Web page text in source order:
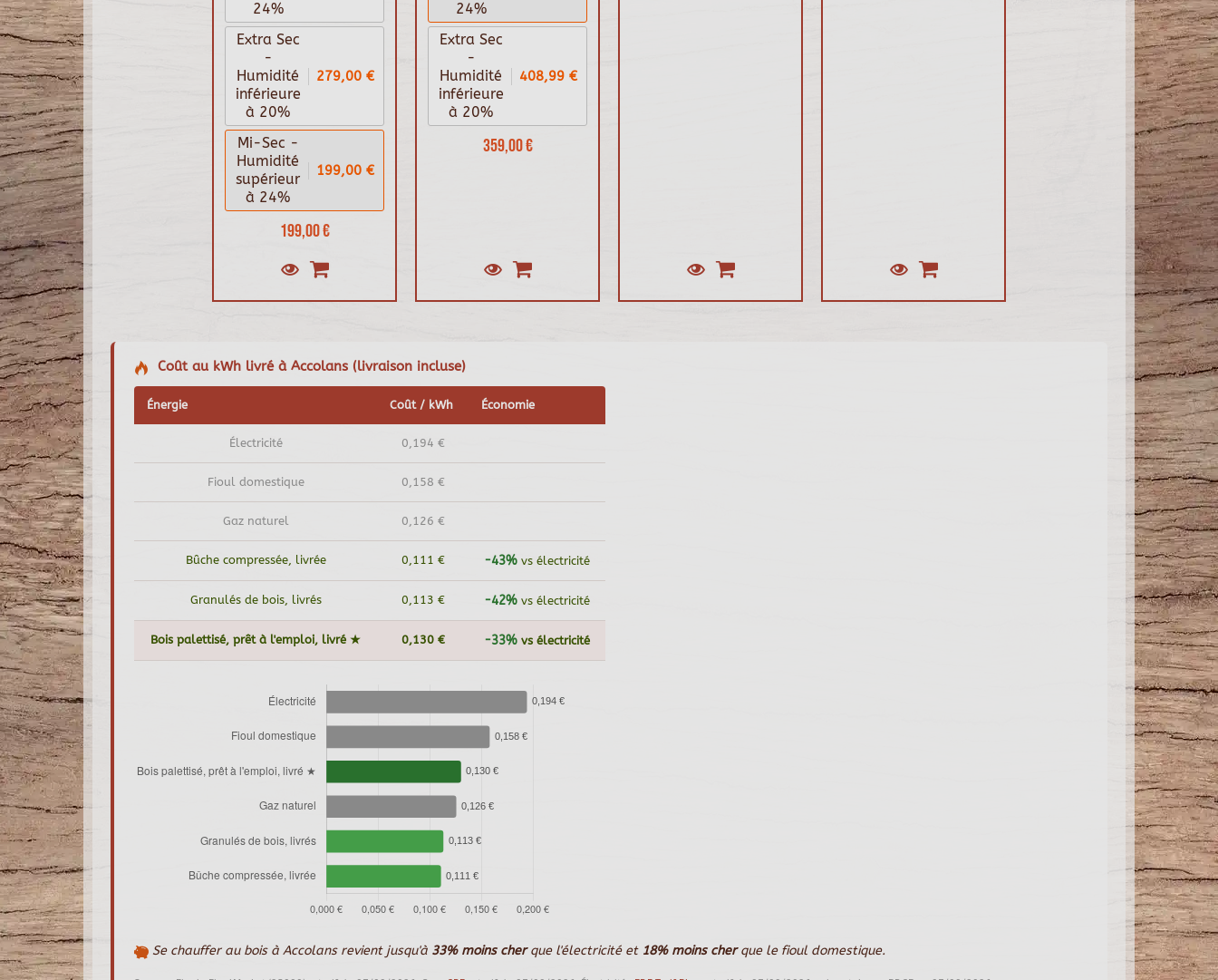
199,00 €
24%
Extra Sec
-
Humidité
inférieure
à 20%
279,00 €
Mi-Sec -
Humidité
supérieur
à 24%
199,00 €
359,00 €
24%
Extra Sec
-
Humidité
inférieure
à 20%
408,99 €
Coût au kWh livré à Accolans (livraison incluse)
Énergie Coût / kWh Économie
Électricité 0,194 €
Fioul domestique 0,158 €
Gaz naturel 0,126 €
Bûche compressée, livrée 0,111 € -43% vs électricité
Granulés de bois, livrés 0,113 € -42% vs électricité
Bois palettisé, prêt à l'emploi, livré ★ 0,130 € -33% vs électricité
Se chauffer au bois à Accolans revient jusqu'à 33% moins cherque l'électricité et 18% moins cherque le fioul domestique.